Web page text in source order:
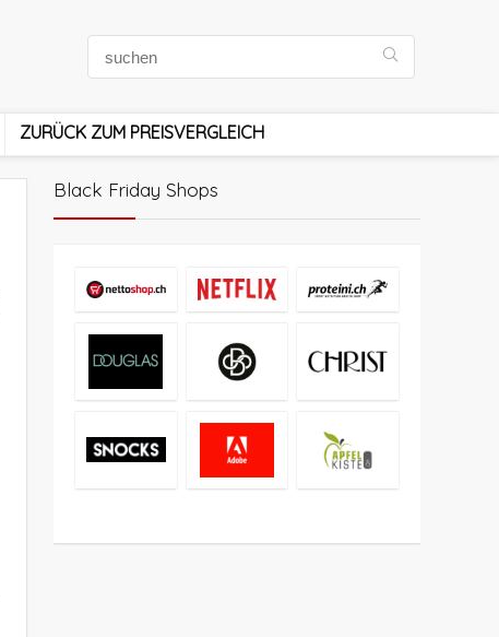
ZURÜCK ZUM PREISVERGLEICH
Black Friday Shops